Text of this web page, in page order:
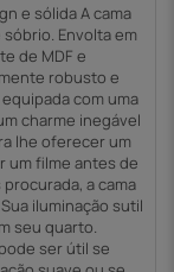
e sólida A cama
Envolta em
de MDF e
robusto e
com uma
charme inegável
lhe oferecer um
um filme antes de
a cama
iluminação sutil
seu quarto.
ser útil se